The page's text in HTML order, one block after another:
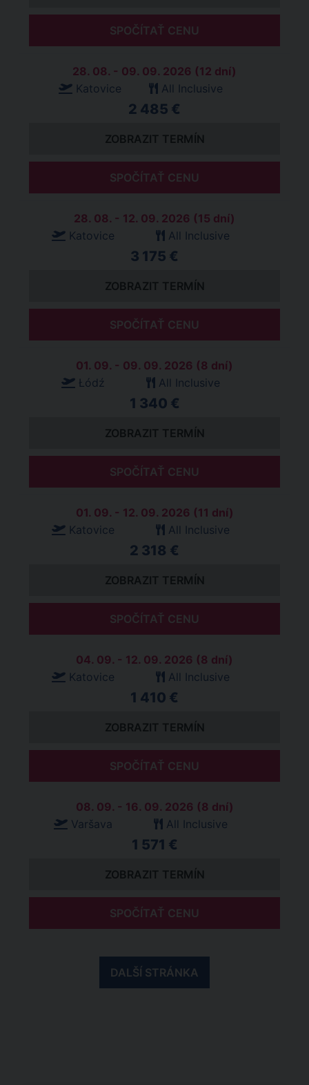
SPOČÍTAŤ CENU
28. 08. - 09. 09. 2026 (12 dní)
Katovice
All Inclusive
2 485 €
ZOBRAZIT TERMÍN
SPOČÍTAŤ CENU
28. 08. - 12. 09. 2026 (15 dní)
Katovice
All Inclusive
3 175 €
ZOBRAZIT TERMÍN
SPOČÍTAŤ CENU
01. 09. - 09. 09. 2026 (8 dní)
Łódź
All Inclusive
1 340 €
ZOBRAZIT TERMÍN
SPOČÍTAŤ CENU
01. 09. - 12. 09. 2026 (11 dní)
Katovice
All Inclusive
2 318 €
ZOBRAZIT TERMÍN
SPOČÍTAŤ CENU
04. 09. - 12. 09. 2026 (8 dní)
Katovice
All Inclusive
1 410 €
ZOBRAZIT TERMÍN
SPOČÍTAŤ CENU
08. 09. - 16. 09. 2026 (8 dní)
Varšava
All Inclusive
1 571 €
ZOBRAZIT TERMÍN
SPOČÍTAŤ CENU
DALŠÍ STRÁNKA